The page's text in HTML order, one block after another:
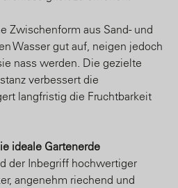
Zwischenform aus Sand- und
Wasser gut auf, neigen jedoch
nass werden. Die gezielte
verbessert die
langfristig die Fruchtbarkeit
ideale Gartenerde
der Inbegriff hochwertiger
angenehm riechend und